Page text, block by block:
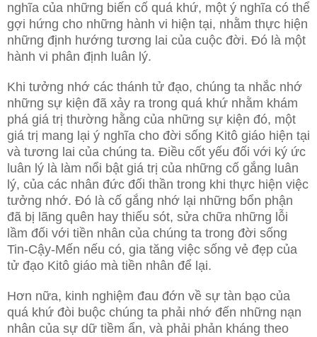
nghĩa của những biến cố quá khứ, một ý nghĩa có thể
gợi hứng cho những hành vi hiện tại, nhằm thực hiện
những định hướng tương lai của cuộc đời. Đó là một
hành vi phân định luân lý.
Khi tưởng nhớ các thánh tử đạo, chúng ta nhắc nhớ
những sự kiện đã xảy ra trong quá khứ nhằm khám
phá giá trị thường hằng của những sự kiện đó, một
giá trị mang lại ý nghĩa cho đời sống Kitô giáo hiện tại
và tương lai của chúng ta. Điều cốt yếu đối với ký ức
luân lý là làm nổi bật giá trị của những cố gắng luân
lý, của các nhân đức đối thần trong khi thực hiện việc
tưởng nhớ. Đó là cố gắng nhớ lại những bổn phận
đã bị lãng quên hay thiếu sót, sửa chữa những lỗi
lầm đối với tiền nhân của chúng ta trong đời sống
Tin-Cậy-Mến nếu có, gia tăng việc sống vẻ đẹp của
tử đạo Kitô giáo mà tiền nhân để lại.
Hơn nữa, kinh nghiệm đau đớn về sự tàn bạo của
quá khứ đòi buộc chúng ta phải nhớ đến những nạn
nhân của sự dữ tiềm ẩn, và phải phản kháng theo